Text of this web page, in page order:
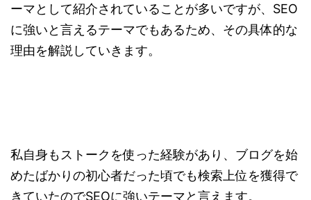
ーマとして紹介されていることが多いですが、SEO
に強いと言えるテーマでもあるため、その具体的な
理由を解説していきます。
私自身もストークを使った経験があり、ブログを始
めたばかりの初心者だった頃でも検索上位を獲得で
きていたのでSEOに強いテーマと言えます。